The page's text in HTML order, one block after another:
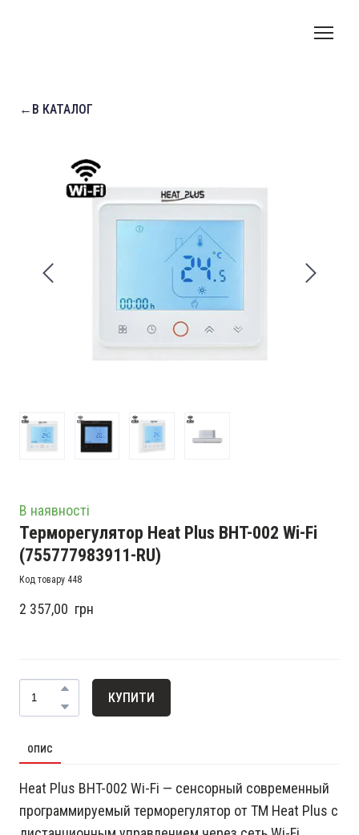
←В КАТАЛОГ
В наявності
Терморегулятор Heat Plus BHT-002 Wi-Fi
(755777983911-RU)
Код товару 448
2 357,00  грн
КУПИТИ
ОПИС
Heat Plus BHT-002 Wi-Fi — сенсорный современный
программируемый терморегулятор от ТМ Heat Plus с